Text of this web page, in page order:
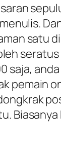
satu
saja,
pemain